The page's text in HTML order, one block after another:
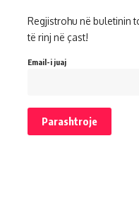
Regjistrohu në buletinin
të rinj në çast!
Email-i juaj